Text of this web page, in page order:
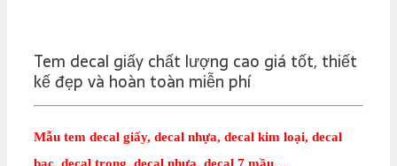
Tem decal giấy chất lượng cao giá tốt, thiết
kế đẹp và hoàn toàn miễn phí
Mẫu tem decal giấy, decal nhựa, decal kim loại, decal